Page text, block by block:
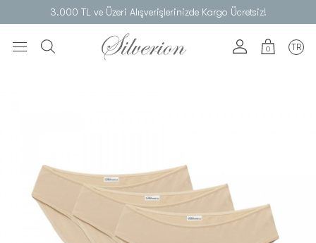
3.000 TL ve Üzeri Alışverişlerinizde Kargo Ücretsiz!
0 TR